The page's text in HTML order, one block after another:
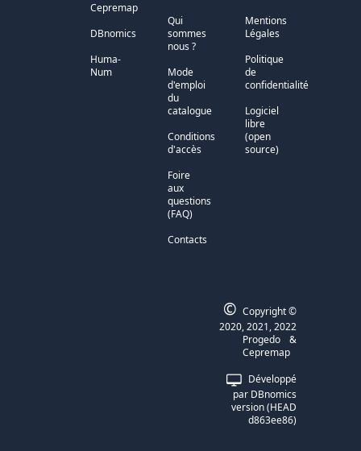
Cepremap
DBnomics
Huma-
Num
Qui
sommes
nous ?
Mode
d'emploi
du
catalogue
Conditions
d'accès
Foire
aux
questions
(FAQ)
Contacts
Mentions
Légales
Politique
de
confidentialité
Logiciel
libre
(open
source)
Développé
par DBnomics
version (HEAD
d863ee86)
© Copyright ©
2020, 2021, 2022
Progedo
&
Cepremap